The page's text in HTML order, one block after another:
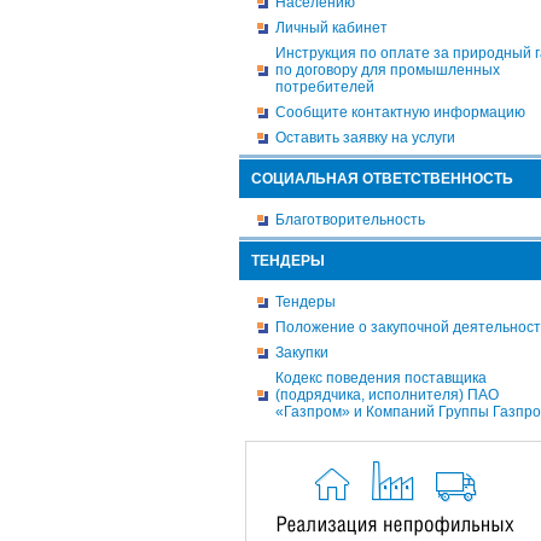
Личный кабинет
Инструкция по оплате за природный
по договору для промышленных
потребителей
Сообщите контактную информацию
Оставить заявку на услуги
СОЦИАЛЬНАЯ ОТВЕТСТВЕННОСТЬ
Благотворительность
ТЕНДЕРЫ
Тендеры
Положение о закупочной
Закупки
Кодекс поведения поставщика
(подрядчика, исполнителя) ПАО
«Газпром» и Компаний Группы